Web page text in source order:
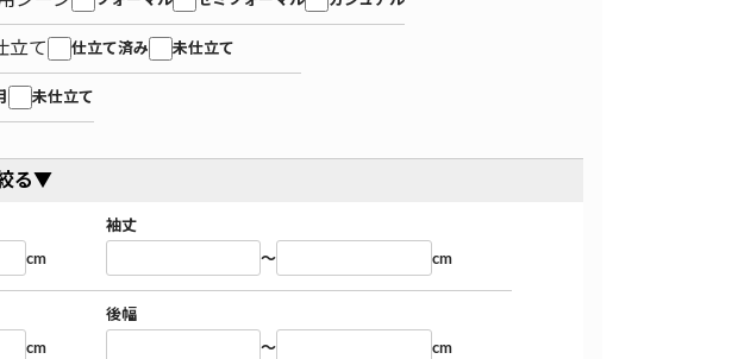
立て 仕立て済み 未仕立て
未仕立て
る▼
cm
袖丈
～ cm
cm
後幅
～ cm